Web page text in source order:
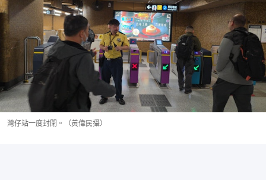
灣仔站一度封閉。（黃偉民攝）